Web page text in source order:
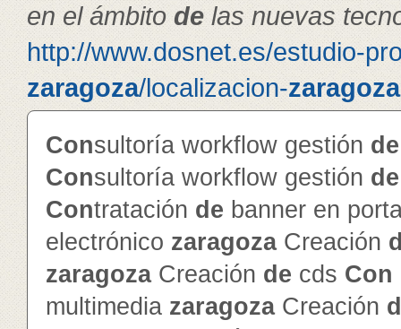
en el ámbitode las nuevas
http://www.dosnet.es/estudio-
zaragoza/localizacion-zaragoza
Consultoría workflow gestión de
Consultoría workflow gestión de
Contratación de banner en
electrónico zaragozaCreación
zaragozaCreación de cds Con
multimedia zaragozaCreación